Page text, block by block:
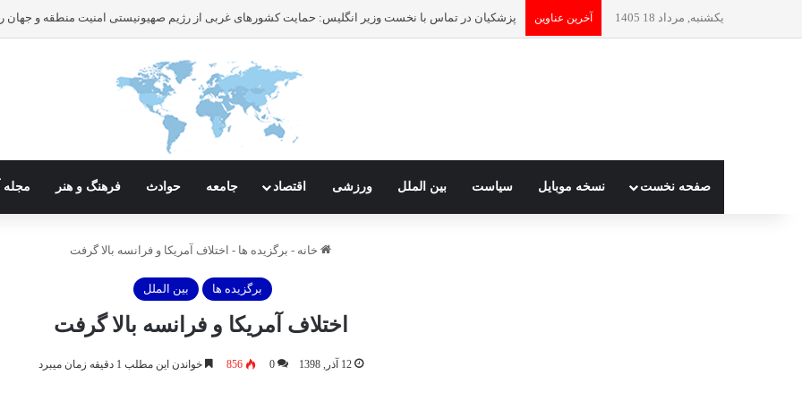
یکشنبه, مرداد 18 1405 آخرین عناوین
صفحه نخست نسخه موبایل سیاست بین الملل ورزشی اقتصاد جامعه حوادث فرهنگ و هنر مجله
خانه - برگزیده ها - اختلاف آمریکا و فرانسه بالا گرفت
برگزیده ها بین الملل
اختلاف آمریکا و فرانسه بالا گرفت
12 آذر, 1398 0
856 خواندن این مطلب 1 دقیقه زمان میبرد